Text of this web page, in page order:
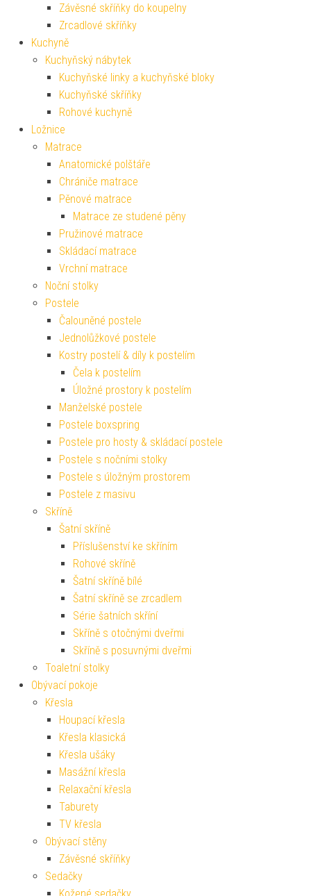
Závěsné skříňky do koupelny
Zrcadlové skříňky
Kuchyně
Kuchyňský nábytek
Kuchyňské linky a kuchyňské bloky
Kuchyňské skříňky
Rohové kuchyně
Ložnice
Matrace
Anatomické polštáře
Chrániče matrace
Pěnové matrace
Matrace ze studené pěny
Pružinové matrace
Skládací matrace
Vrchní matrace
Noční stolky
Postele
Čalouněné postele
Jednolůžkové postele
Kostry postelí & díly k postelím
Čela k postelím
Úložné prostory k postelím
Manželské postele
Postele boxspring
Postele pro hosty & skládací postele
Postele s nočními stolky
Postele s úložným prostorem
Postele z masivu
Skříně
Šatní skříně
Příslušenství ke skříním
Rohové skříně
Šatní skříně bílé
Šatní skříně se zrcadlem
Série šatních skříní
Skříně s otočnými dveřmi
Skříně s posuvnými dveřmi
Toaletní stolky
Obývací pokoje
Křesla
Houpací křesla
Křesla klasická
Křesla ušáky
Masážní křesla
Relaxační křesla
Taburety
TV křesla
Obývací stěny
Závěsné skříňky
Sedačky